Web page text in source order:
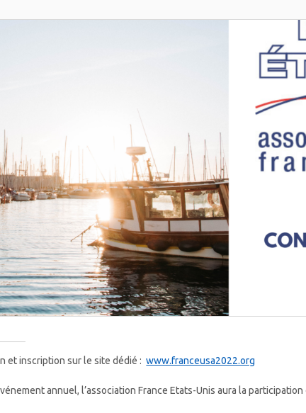
et inscription sur le site dédié :www.franceusa2022.org
annuel, l’association France Etats-Unis aura la